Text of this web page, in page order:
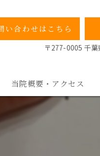
い合わせはこちら
〒277-0005 千
当院概要・アクセス
当院の特徴